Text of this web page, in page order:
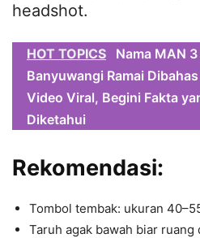
headshot.
HOT TOPICS
Nama MAN 3
Banyuwangi Ramai
Video Viral, Begini Fakta
Diketahui
Rekomendasi:
Tombol tembak: ukuran
Taruh agak bawah biar ruang